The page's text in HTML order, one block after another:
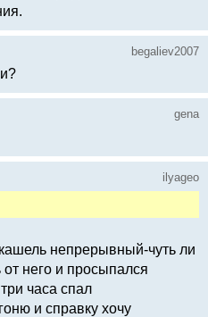
begaliev2007
gena
ilyageo
непрерывный-чуть ли
него и просыпался
часа спал
и справку хочу